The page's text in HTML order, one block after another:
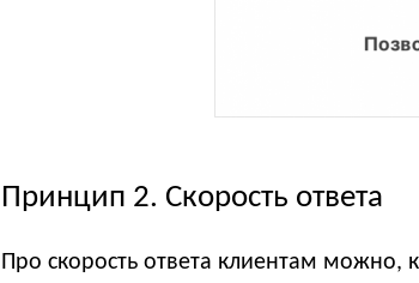
Принцип 2. Скорость ответа
Про скорость ответа клиентам можно,